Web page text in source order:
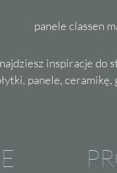
panele classen
inspiracje do
panele,